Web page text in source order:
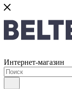
Интернет-магазин